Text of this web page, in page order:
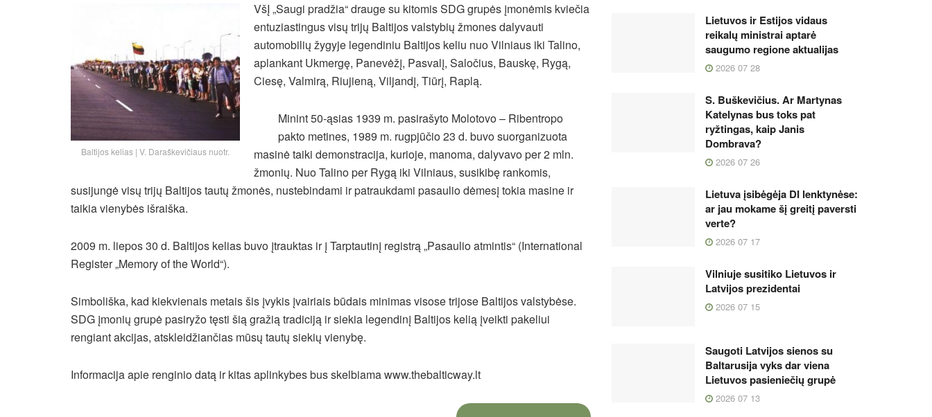
Baltijos kelias | V. Daraškevičiaus nuotr.
VšĮ „Saugi pradžia“ drauge su kitomis SDG grupės įmonėmis kviečia
entuziastingus visų trijų Baltijos valstybių žmones dalyvauti
automobilių žygyje legendiniu Baltijos keliu nuo Vilniaus iki Talino,
aplankant Ukmergę, Panevėžį, Pasvalį, Saločius, Bauskę, Rygą,
Ciesę, Valmirą, Riujieną, Viljandį, Tiūrį, Raplą.
Minint 50-ąsias 1939 m. pasirašyto Molotovo – Ribentropo
pakto metines, 1989 m. rugpjūčio 23 d. buvo suorganizuota
masinė taiki demonstracija, kurioje, manoma, dalyvavo per 2 mln.
žmonių. Nuo Talino per Rygą iki Vilniaus, susikibę rankomis,
susijungė visų trijų Baltijos tautų žmonės, nustebindami ir patraukdami pasaulio dėmesį tokia masine ir
taikia vienybės išraiška.
2009 m. liepos 30 d. Baltijos kelias buvo įtrauktas ir į Tarptautinį registrą „Pasaulio atmintis“ (International
Register „Memory of the World“).
Simboliška, kad kiekvienais metais šis įvykis įvairiais būdais minimas visose trijose Baltijos valstybėse.
SDG įmonių grupė pasiryžo tęsti šią gražią tradiciją ir siekia legendinį Baltijos kelią įveikti pakeliui
rengiant akcijas, atskleidžiančias mūsų tautų siekių vienybę.
Informacija apie renginio datą ir kitas aplinkybes bus skelbiama www.thebalticway.lt
Lietuvos ir Estijos vidaus
reikalų ministrai aptarė
saugumo regione aktualijas
2026 07 28
S. Buškevičius. Ar Martynas
Katelynas bus toks pat
ryžtingas, kaip Janis
Dombrava?
2026 07 26
Lietuva įsibėgėja DI lenktynėse:
ar jau mokame šį greitį paversti
verte?
2026 07 17
Vilniuje susitiko Lietuvos ir
Latvijos prezidentai
2026 07 15
Saugoti Latvijos sienos su
Baltarusija vyks dar viena
Lietuvos pasieniečių grupė
2026 07 13